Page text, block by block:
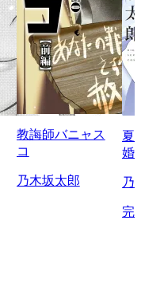
教誨師バニャス
コ
乃木坂太郎
夏
婚
乃
完